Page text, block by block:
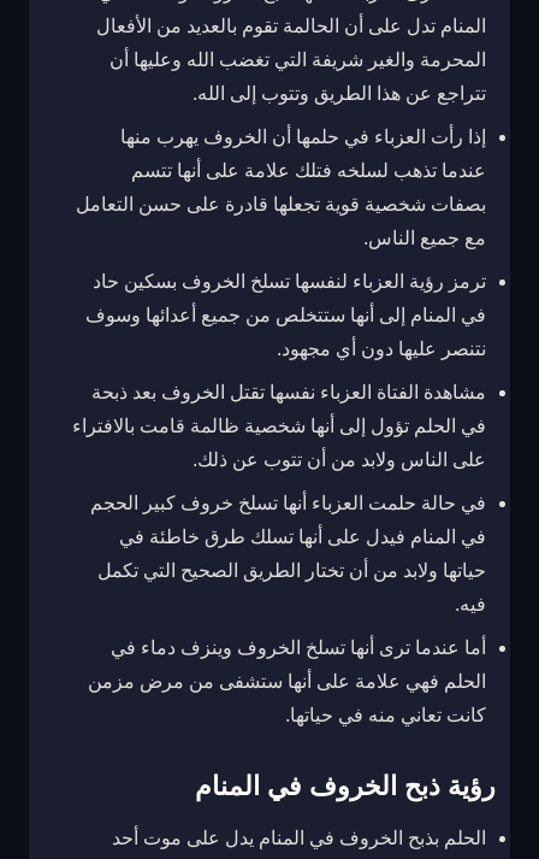
المنام تدل على أن الحالمة تقوم بالعديد من الأفعال
المحرمة والغير شريفة التي تغضب الله وعليها أن
تتراجع عن هذا الطريق وتتوب إلى الله.
إذا رأت العزباء في حلمها أن الخروف يهرب منها
عندما تذهب لسلخه فتلك علامة على أنها تتسم
بصفات شخصية قوية تجعلها قادرة على حسن التعامل
مع جميع الناس.
ترمز رؤية العزباء لنفسها تسلخ الخروف بسكين حاد
في المنام إلى أنها ستتخلص من جميع أعدائها وسوف
نتنصر عليها دون أي مجهود.
مشاهدة الفتاة العزباء نفسها تقتل الخروف بعد ذبحة
في الحلم تؤول إلى أنها شخصية ظالمة قامت بالافتراء
على الناس ولابد من أن تتوب عن ذلك.
في حالة حلمت العزباء أنها تسلخ خروف كبير الحجم
في المنام فيدل على أنها تسلك طرق خاطئة في
حياتها ولابد من أن تختار الطريق الصحيح التي تكمل
فيه.
أما عندما ترى أنها تسلخ الخروف وينزف دماء في
الحلم فهي علامة على أنها ستشفى من مرض مزمن
كانت تعاني منه في حياتها.
رؤية ذبح الخروف في المنام
الحلم بذبح الخروف في المنام يدل على موت أحد